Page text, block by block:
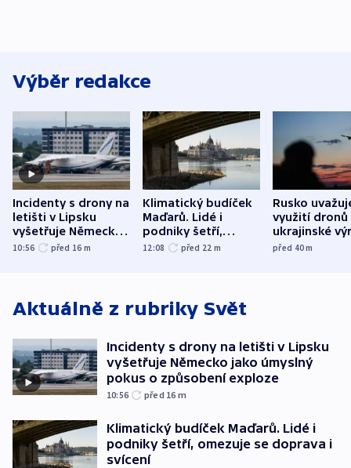
Výběr redakce
Incidenty s drony na
letišti v Lipsku
vyšetřuje Německo
jako úmyslný pokus
10:56 před 16 m
Klimatický budíček
Maďarů. Lidé i
podniky šetří,
omezuje se doprava
12:08 před 22 m
Rusko
využití dronů
ukrajinské
útokům v
před 40m
Aktuálně z rubriky Svět
Incidenty s drony na letišti v Lipsku
vyšetřuje Německo jako úmyslný
pokus o způsobení exploze
10:56 před 16 m
Klimatický budíček Maďarů. Lidé i
podniky šetří, omezuje se doprava i
svícení